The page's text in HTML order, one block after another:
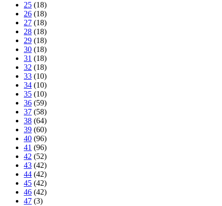
25 (18)
26 (18)
27 (18)
28 (18)
29 (18)
30 (18)
31 (18)
32 (18)
33 (10)
34 (10)
35 (10)
36 (59)
37 (58)
38 (64)
39 (60)
40 (96)
41 (96)
42 (52)
43 (42)
44 (42)
45 (42)
46 (42)
47 (3)